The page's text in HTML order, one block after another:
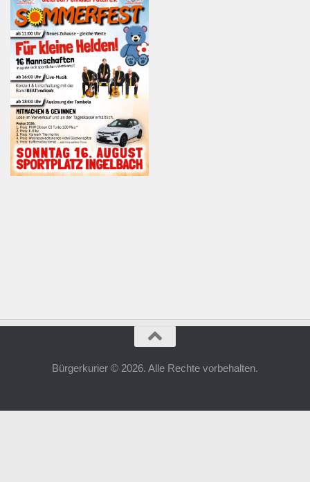
Bürgerkurier © 2026. Alle Rechte vorbehalten.